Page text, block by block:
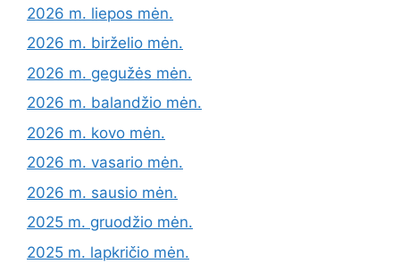
2026 m. liepos mėn.
2026 m. birželio mėn.
2026 m. gegužės mėn.
2026 m. balandžio mėn.
2026 m. kovo mėn.
2026 m. vasario mėn.
2026 m. sausio mėn.
2025 m. gruodžio mėn.
2025 m. lapkričio mėn.